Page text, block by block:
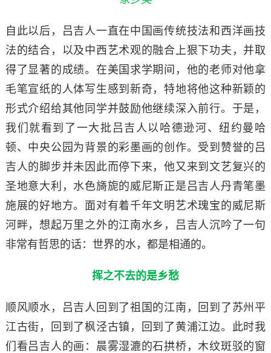
自此以后，吕吉人一直在中国画传统技法和西洋画技
法的结合，以及中西艺术观的融合上狠下功夫，并取
得了显著的成绩。在美国求学期间，他的老师对他拿
毛笔宣纸的人体写生感到新奇，特地将他这种新颖的
形式介绍给其他同学并鼓励他继续深入前行。于是，
我们就看到了一大批吕吉人以哈德逊河、纽约曼哈
顿、中央公园为背景的彩墨画的创作。受到赞誉的吕
吉人的脚步并未因此而停下来，他又来到文艺复兴的
圣地意大利，水色旖旎的威尼斯正是吕吉人丹青笔墨
施展的好地方。面对有着千年文明艺术瑰宝的威尼斯
河畔，想起万里之外的江南水乡，吕吉人沉吟了一句
非常有哲思的话：世界的水，都是相通的。
挥之不去的是乡愁
顺风顺水，吕吉人回到了祖国的江南，回到了苏州平
江古街，回到了枫泾古镇，回到了黄浦江边。此时我
们看吕吉人的画：晨雾湿漉的石拱桥，木纹斑驳的窗